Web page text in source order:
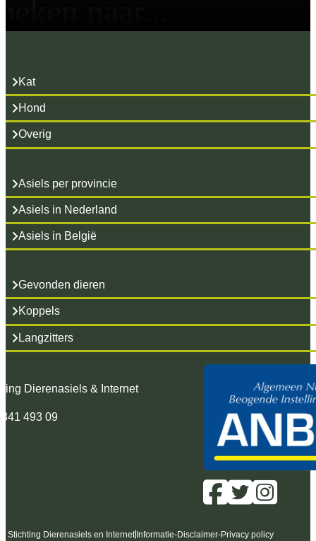
Kat
Hond
Overig
Asiels per provincie
Asiels in Nederland
Asiels in België
Gevonden dieren
Koppels
Langzitters
Dierenasiels & Internet
493 09
Stichting Dierenasiels en Internet Informatie-Disclaimer-Privacy policy